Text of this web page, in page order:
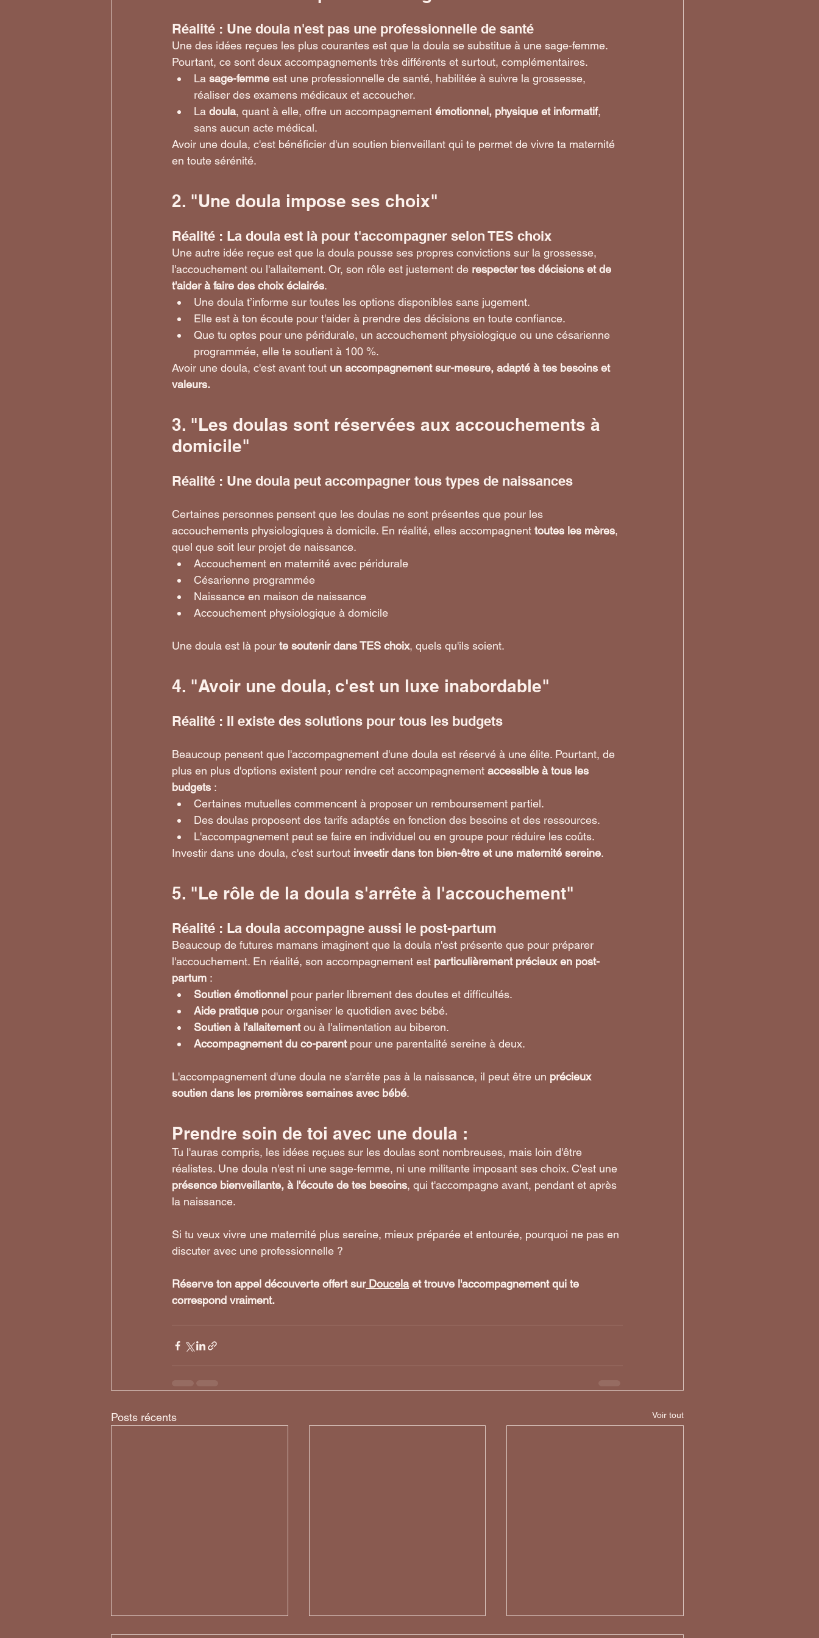
Réalité : Une doula n'est pas une professionnelle de santé
Une des idées reçues les plus courantes est que la doula se substitue à une sage-femme.
Pourtant, ce sont deux accompagnements très différents et surtout, complémentaires.
La sage-femme est une professionnelle de santé, habilitée à suivre la grossesse,
réaliser des examens médicaux et accoucher.
La doula, quant à elle, offre un accompagnement émotionnel, physique et informatif,
sans aucun acte médical.
Avoir une doula, c'est bénéficier d'un soutien bienveillant qui te permet de vivre ta maternité
en toute sérénité.
2. "Une doula impose ses choix"
Réalité : La doula est là pour t'accompagner selon TES choix
Une autre idée reçue est que la doula pousse ses propres convictions sur la grossesse,
l'accouchement ou l'allaitement. Or, son rôle est justement de respecter tes décisions et de
t'aider à faire des choix éclairés.
Une doula t’informe sur toutes les options disponibles sans jugement.
Elle est à ton écoute pour t'aider à prendre des décisions en toute confiance.
Que tu optes pour une péridurale, un accouchement physiologique ou une césarienne
programmée, elle te soutient à 100 %.
Avoir une doula, c'est avant tout un accompagnement sur-mesure, adapté à tes besoins et
valeurs.
3. "Les doulas sont réservées aux accouchements à
domicile"
Réalité : Une doula peut accompagner tous types de naissances
Certaines personnes pensent que les doulas ne sont présentes que pour les
accouchements physiologiques à domicile. En réalité, elles accompagnent toutes les mères,
quel que soit leur projet de naissance.
Accouchement en maternité avec péridurale
Césarienne programmée
Naissance en maison de naissance
Accouchement physiologique à domicile
Une doula est là pour te soutenir dans TES choix, quels qu'ils soient.
4. "Avoir une doula, c'est un luxe inabordable"
Réalité : Il existe des solutions pour tous les budgets
Beaucoup pensent que l'accompagnement d'une doula est réservé à une élite. Pourtant, de
plus en plus d'options existent pour rendre cet accompagnement accessible à tous les
budgets :
Certaines mutuelles commencent à proposer un remboursement partiel.
Des doulas proposent des tarifs adaptés en fonction des besoins et des ressources.
L'accompagnement peut se faire en individuel ou en groupe pour réduire les coûts.
Investir dans une doula, c'est surtout investir dans ton bien-être et une maternité sereine.
5. "Le rôle de la doula s'arrête à l'accouchement"
Réalité : La doula accompagne aussi le post-partum
Beaucoup de futures mamans imaginent que la doula n'est présente que pour préparer
l'accouchement. En réalité, son accompagnement est particulièrement précieux en post-
partum :
Soutien émotionnel pour parler librement des doutes et difficultés.
Aide pratique pour organiser le quotidien avec bébé.
Soutien à l'allaitement ou à l'alimentation au biberon.
Accompagnement du co-parent pour une parentalité sereine à deux.
L'accompagnement d'une doula ne s'arrête pas à la naissance, il peut être un précieux
soutien dans les premières semaines avec bébé.
Prendre soin de toi avec une doula :
Tu l'auras compris, les idées reçues sur les doulas sont nombreuses, mais loin d'être
réalistes. Une doula n'est ni une sage-femme, ni une militante imposant ses choix. C'est une
présence bienveillante, à l'écoute de tes besoins, qui t'accompagne avant, pendant et après
la naissance.
Si tu veux vivre une maternité plus sereine, mieux préparée et entourée, pourquoi ne pas en
discuter avec une professionnelle ?
Réserve ton appel découverte offert sur Doucela et trouve l'accompagnement qui te
correspond vraiment.
Posts récents Voir tout